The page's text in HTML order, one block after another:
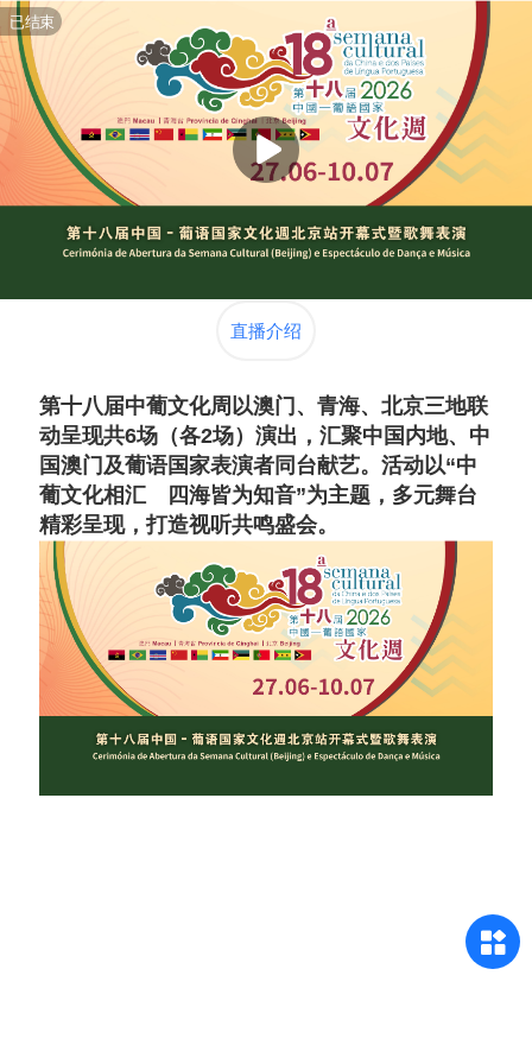
已结束
直播介绍
第十八届中葡文化周以澳门、青海、北京三地联
动呈现共6场（各2场）演出，汇聚中国内地、中
国澳门及葡语国家表演者同台献艺。活动以“中
葡文化相汇　四海皆为知音”为主题，多元舞台
精彩呈现，打造视听共鸣盛会。